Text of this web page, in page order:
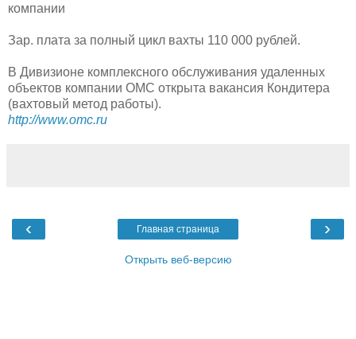
компании
Зар. плата за полный цикл вахты 110 000 рублей.
В Дивизионе комплексного обслуживания удаленных
объектов компании ОМС открыта вакансия Кондитера
(вахтовый метод работы).
http://www.omc.ru
‹ ›
Главная страница
Открыть веб-версию